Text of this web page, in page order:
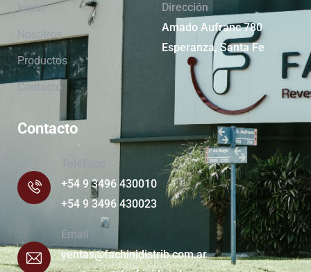
Inicio
Nosotros
Productos
Contacto
Dirección
Amado Aufranc 780
Esperanza, Santa Fe
Contacto
+54 9 3496 430010
+54 9 3496 430023
Email
ventas@fachinidistrib.com.ar